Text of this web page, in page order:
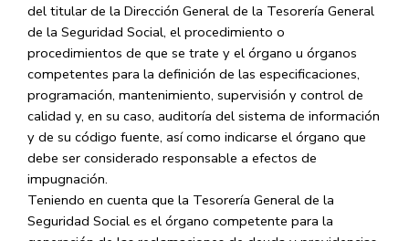
del titular de la Dirección General de la Tesorería General
de la Seguridad Social, el procedimiento o
procedimientos de que se trate y el órgano u órganos
competentes para la definición de las especificaciones,
programación, mantenimiento, supervisión y control de
calidad y, en su caso, auditoría del sistema de información
y de su código fuente, así como indicarse el órgano que
debe ser considerado responsable a efectos de
impugnación.
Teniendo en cuenta que la Tesorería General de la
Seguridad Social es el órgano competente para la